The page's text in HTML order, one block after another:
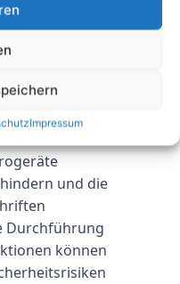
Impressum
das
hilft
und die
Durchführung
können